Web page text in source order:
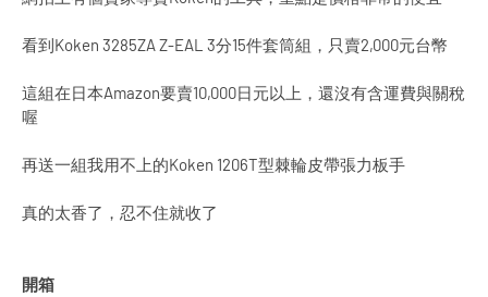
看到Koken 3285ZA Z-EAL 3分15件套筒組，只賣2,000元台幣
這組在日本Amazon要賣10,000日元以上，還沒有含運費與關稅
喔
再送一組我用不上的Koken 1206T型棘輪皮帶張力板手
真的太香了，忍不住就收了
開箱